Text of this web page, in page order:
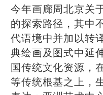
今年画廊周北京关
的探索路径，其中
代语境中并加以转
典绘画及图式中延
国传统文化资源，
等传统根基之上，